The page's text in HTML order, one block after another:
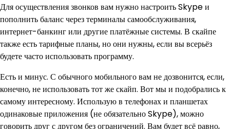
Для осуществления звонков вам нужно настроить Skype и
пополнить баланс через терминалы самообслуживания,
интернет-банкинг или другие платёжные системы. В скайпе
также есть тарифные планы, но они нужны, если вы всерьёз
будете часто использовать программу.
Есть и минус. С обычного мобильного вам не дозвонится, если,
конечно, не использовать тот же скайп. Вот мы и подобрались к
самому интересному. Использую в телефонах и планшетах
одинаковые приложения (не обязательно Skype), можно
говорить друг с другом без ограничений. Вам будет всё равно,